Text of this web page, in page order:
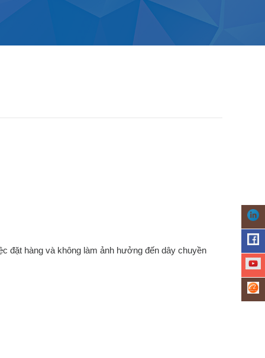
đặt hàng và không làm ảnh hưởng đến dây chuyền